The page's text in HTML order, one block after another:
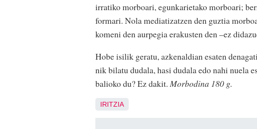
irratiko morboari, egunkarietako morboari;
formari. Nola mediatizatzen den guztia
komeni den aurpegia erakusten den –ez
Hobe isilik geratu, azkenaldian esaten
nik bilatu dudala, hasi dudala edo nahi nuela
balioko du? Ez dakit. Morbodina 180 g.
IRITZIA